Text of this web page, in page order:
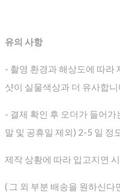
유의 사항
- 촬영 환경과 해상도에 따라
샷이 실물색상과 더 유사합니
- 결제 확인 후 오더가 들어
말 및 공휴일 제외) 2-5 일 정
제작 상황에 따라 입고지연
( 그 외 부분 배송을 원하신